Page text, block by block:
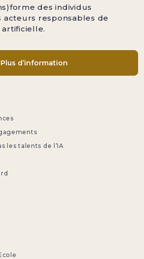
des individus
acteurs responsables de
artificielle.
Plus d’information
les talents de l’IA